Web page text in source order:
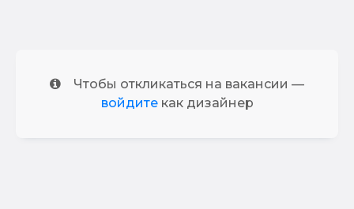
Чтобы откликаться на вакансии —
войдитекак дизайнер